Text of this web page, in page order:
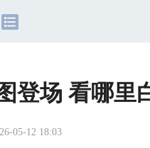
登场 看哪里
05-12 18:03